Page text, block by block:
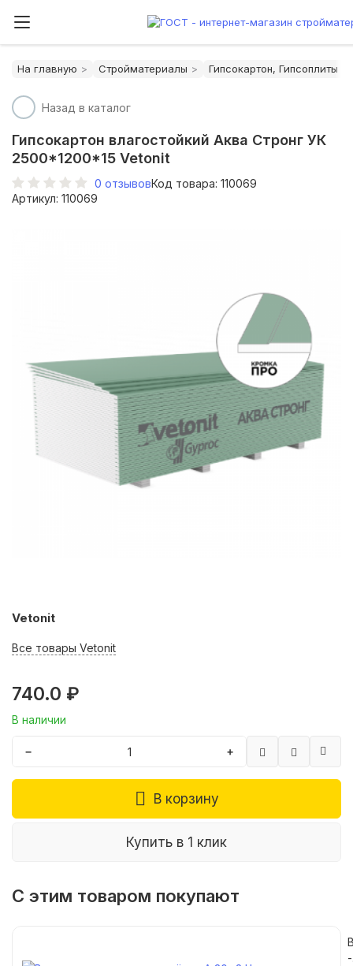
На главную Стройматериалы Гипсокартон, Гипсоплиты
Назад в каталог
Гипсокартон влагостойкий Аква Стронг УК
2500*1200*15 Vetonit
0 отзывовКод товара: 110069
Артикул: 110069
Vetonit
Все товары Vetonit
740.0 ₽
В наличии
− +
В корзину
Купить в 1 клик
С этим товаром покупают
-